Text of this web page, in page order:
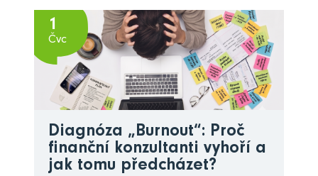
1
Čvc
Diagnóza „Burnout“: Proč
finanční konzultanti vyhoří a
jak tomu předcházet?